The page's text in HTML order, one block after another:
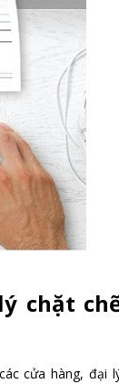
chặt
cửa hàng, đại